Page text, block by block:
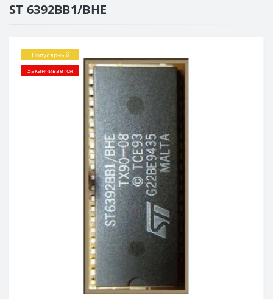
ST 6392BB1/BHE
Популярный
Заканчивается